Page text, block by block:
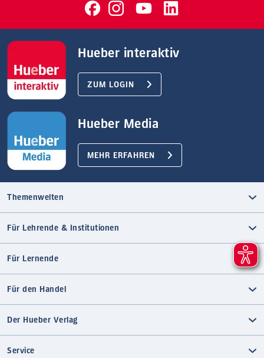
Hueber interaktiv
ZUM LOGIN
Hueber Media
MEHR ERFAHREN
Themenwelten
Für Lehrende & Institutionen
Für Lernende
Für den Handel
Der Hueber Verlag
Service